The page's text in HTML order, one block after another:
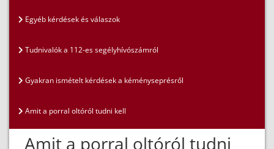
Egyéb kérdések és válaszok
Tudnivalók a 112-es segélyhívószámról
Gyakran ismételt kérdések a kéményseprésről
Amit a porral oltóról tudni kell
Amit a porral oltóról tudni